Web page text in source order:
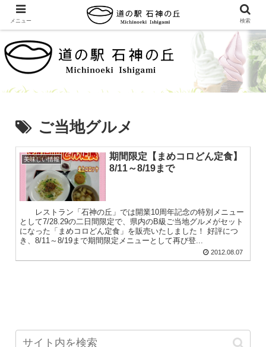
ご当地グルメ
美味しい情報
期間限定【まめコロどん定食】
8/11～8/19まで
レストラン「石神の丘」では開業10周年記念の特別メニュー
として7/28.29の二日間限定で、県内のB級ご当地グルメがセット
になった「まめコロどん定食」を販売いたしました！ 好評につ
き、8/11～8/19まで期間限定メニューとして再び登...
2012.08.07
メニュー 検索